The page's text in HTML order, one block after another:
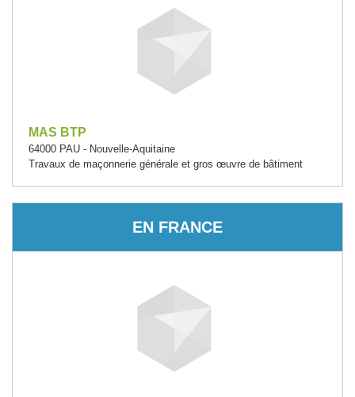
MAS BTP
64000 PAU - Nouvelle-Aquitaine
Travaux de maçonnerie générale et gros œuvre de bâtiment
EN FRANCE